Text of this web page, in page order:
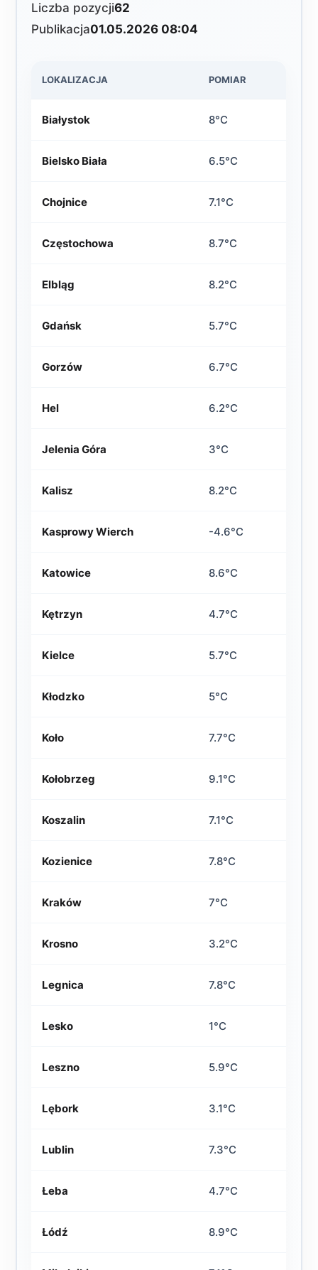
Liczba pozycji62
Publikacja01.05.2026 08:04
LOKALIZACJA POMIAR
Białystok 8°C
Bielsko Biała 6.5°C
Chojnice 7.1°C
Częstochowa 8.7°C
Elbląg 8.2°C
Gdańsk 5.7°C
Gorzów 6.7°C
Hel 6.2°C
Jelenia Góra 3°C
Kalisz 8.2°C
Kasprowy Wierch -4.6°C
Katowice 8.6°C
Kętrzyn 4.7°C
Kielce 5.7°C
Kłodzko 5°C
Koło 7.7°C
Kołobrzeg 9.1°C
Koszalin 7.1°C
Kozienice 7.8°C
Kraków 7°C
Krosno 3.2°C
Legnica 7.8°C
Lesko 1°C
Leszno 5.9°C
Lębork 3.1°C
Lublin 7.3°C
Łeba 4.7°C
Łódź 8.9°C